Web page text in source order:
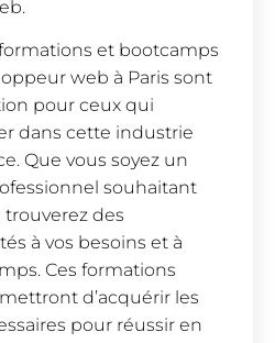
et bootcamps
web à Paris sont
pour ceux qui
dans cette industrie
Que vous soyez un
souhaitant
trouverez des
à vos besoins et à
Ces formations
d’acquérir les
pour réussir en